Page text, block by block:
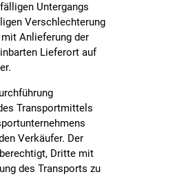
Untergangs
Verschlechterung
Anlieferung der
Lieferort auf
Transportmittels
Verkäufer. Der
Dritte mit
des Transports zu